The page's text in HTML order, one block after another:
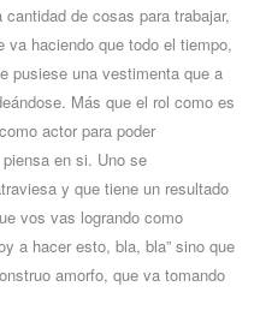
de cosas para trabajar,
va haciendo que todo el tiempo,
pusiese una vestimenta que a
Más que el rol como es
actor para poder
en si. Uno se
y que tiene un resultado
vos vas logrando como
a hacer esto, bla, bla” sino que
amorfo, que va tomando